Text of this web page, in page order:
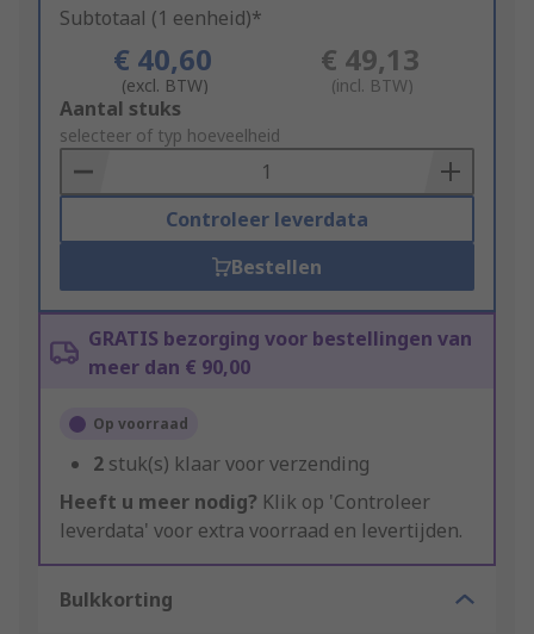
Subtotaal (1 eenheid)*
€ 40,60
(excl. BTW)
€ 49,13
(incl. BTW)
Add
to
Basket
Aantal stuks
selecteer of typ hoeveelheid
Controleer leverdata
Bestellen
GRATIS bezorging voor bestellingen van
meer dan € 90,00
Op voorraad
2 stuk(s) klaar voor verzending
Heeft u meer nodig? Klik op 'Controleer
leverdata' voor extra voorraad en levertijden.
Bulkkorting